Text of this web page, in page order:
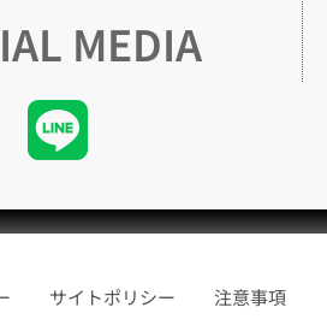
MEDIA
サイトポリシー 注意事項